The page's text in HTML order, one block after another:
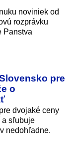
noviniek od
rozprávku
Panstva
pre
o
dvojaké ceny
a sľubuje
nedohľadne.